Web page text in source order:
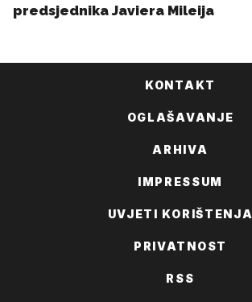
KONTAKT
OGLAŠAVANJE
ARHIVA
IMPRESSUM
UVJETI KORIŠTENJA
PRIVATNOST
RSS